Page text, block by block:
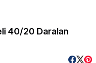
40/20 Daralan